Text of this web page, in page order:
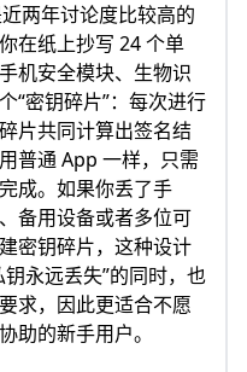
两年讨论度比较高的
在纸上抄写 24 个单
机安全模块、生物识
“密钥碎片”：每次进行
片共同计算出签名结
普通 App 一样，只需
成。如果你丢了手
备用设备或者多位可
密钥碎片，这种设计
永远丢失”的同时，也
求，因此更适合不愿
助的新手用户。